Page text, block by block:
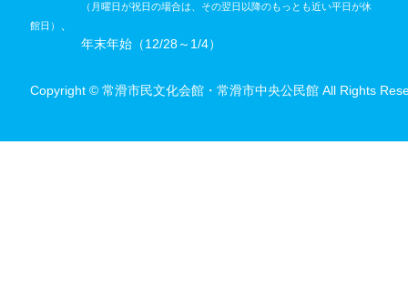
（月曜日が祝日の場合は、その翌日以降のもっとも近い平日が休
館日）
、
年末年始（12/28～1/4）
Copyright © 常滑市民文化会館・常滑市中央公民館 All Rights